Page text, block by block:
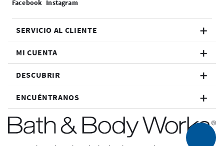
SERVICIO AL CLIENTE
MI CUENTA
DESCUBRIR
ENCUÉNTRANOS